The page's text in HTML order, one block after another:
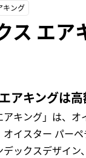
キング
ス エ
アキングは
アキング」は、
イスター パー
ックスデザイ